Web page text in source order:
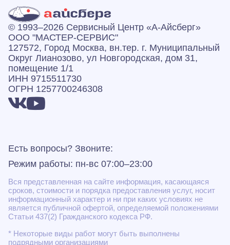
© 1993–2026 Сервисный Центр «А‑Айсберг»
ООО "МАСТЕР-СЕРВИС"
127572, Город Москва, вн.тер. г. Муниципальный
Округ Лианозово, ул Новгородская, дом 31,
помещение 1/1
ИНН 9715511730
ОГРН 1257700246308
Есть вопросы? Звоните:
Режим работы: пн-вс 07:00–23:00
Вся представленная на сайте информация, касающаяся
сроков, стоимости и порядка предоставления услуг, носит
информационный характер и ни при каких условиях не
является публичной офертой, определяемой положениями
Статьи 437(2) Гражданского кодекса РФ.
* Некоторые виды работ могут быть выполнены
подрядными организациями